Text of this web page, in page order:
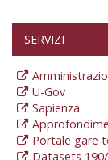
SERVIZI
U-Gov
Sapienza
Portale gare
Datasets